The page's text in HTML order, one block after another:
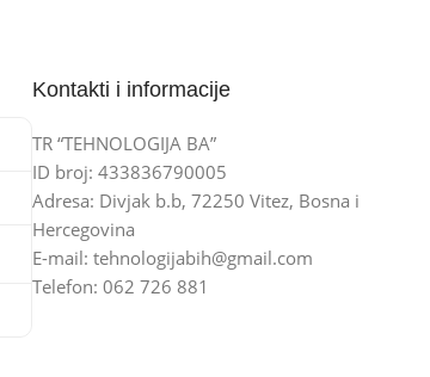
Kontakti i informacije
TR “TEHNOLOGIJA BA”
ID broj: 433836790005
Adresa: Divjak b.b, 72250 Vitez, Bosna i
Hercegovina
E-mail: tehnologijabih@gmail.com
Telefon: 062 726 881